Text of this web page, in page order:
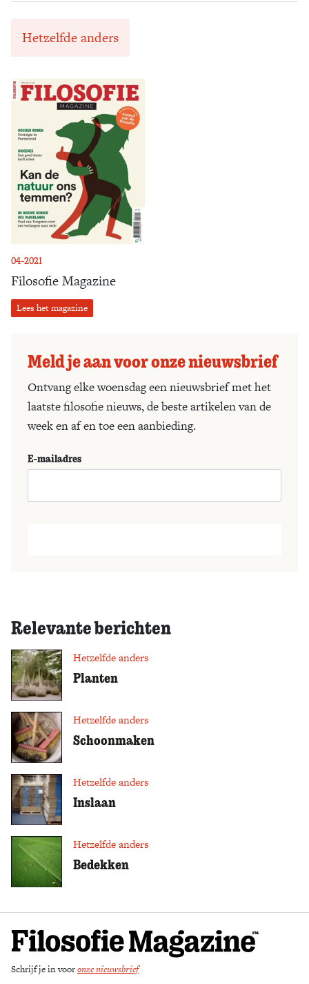
04-2021
Filosofie Magazine
Lees het magazine
Hetzelfde anders
Meld je aan voor onze nieuwsbrief
Ontvang elke woensdag een nieuwsbrief met het
laatste filosofie nieuws, de beste artikelen van de
week en af en toe een aanbieding.
E-mailadres
Relevante berichten
Hetzelfde anders
Planten
Hetzelfde anders
Schoonmaken
Hetzelfde anders
Inslaan
Hetzelfde anders
Bedekken
Schrijf je in vooronze nieuwsbrief